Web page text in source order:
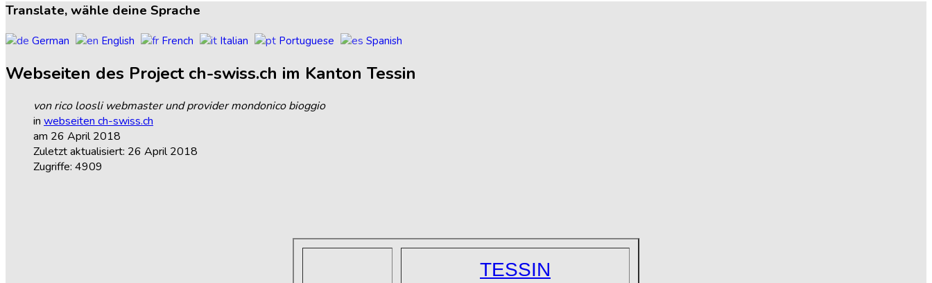
Translate,wähle deine Sprache
German English French Italian Portuguese Spanish
Webseiten des Project ch-swiss.ch im Kanton Tessin
von rico loosli webmaster und provider mondonico bioggio
in webseiten ch-swiss.ch
am 26 April 2018
Zuletzt aktualisiert: 26 April 2018
Zugriffe: 4909
TESSIN